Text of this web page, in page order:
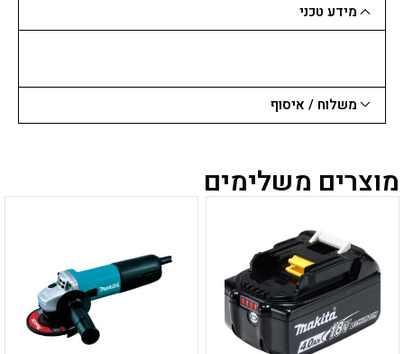
מידע טכני
משלוח / איסוף
מוצרים משלימים